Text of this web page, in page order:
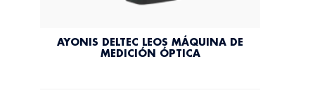
AYONIS DELTEC LEOS MÁQUINA DE
MEDICIÓN ÓPTICA